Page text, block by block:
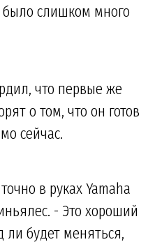
было слишком много
что первые же
о том, что он готов
сейчас.
в руках Yamaha
- Это хороший
ли будет меняться,